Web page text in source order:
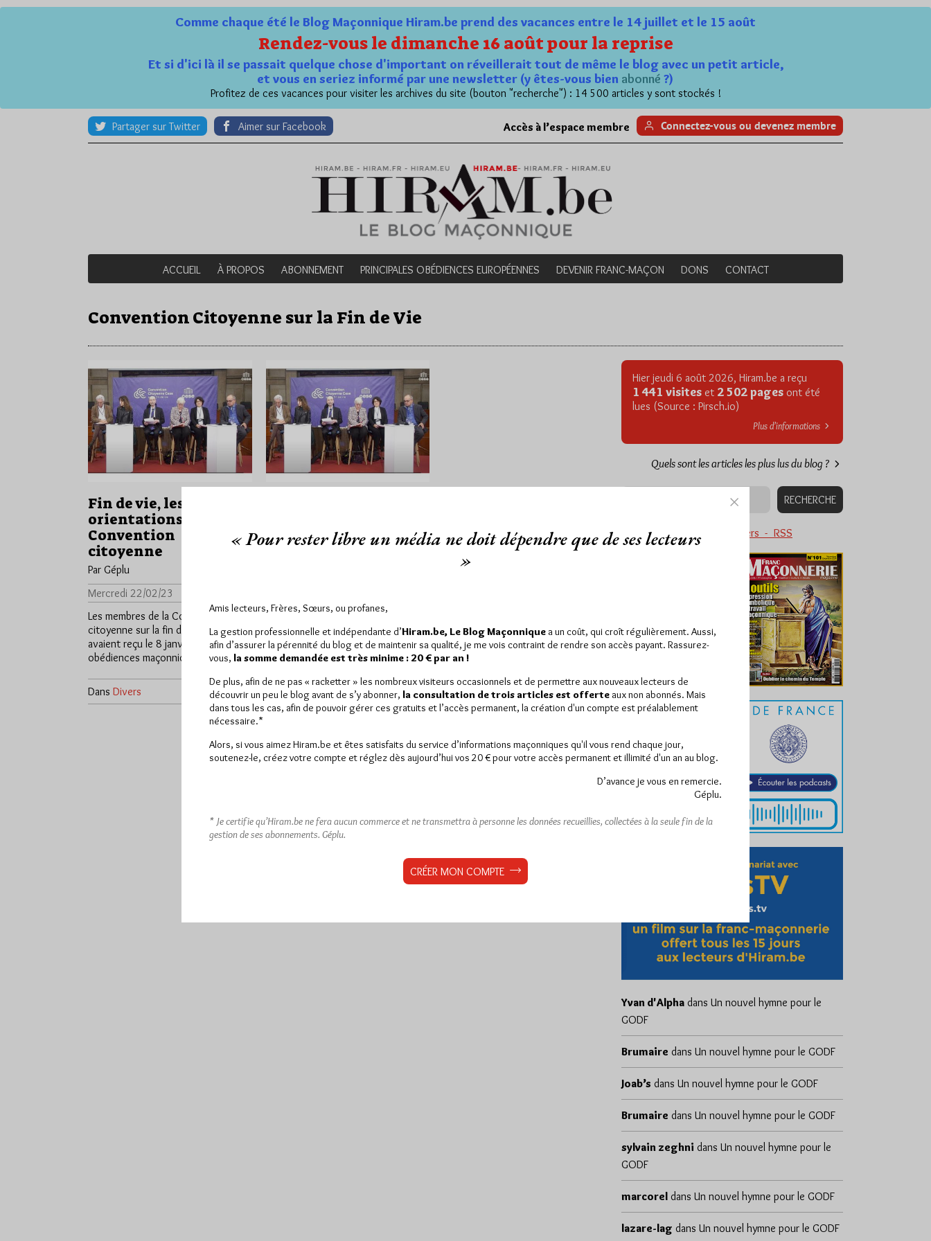
Comme chaque été le Blog Maçonnique Hiram.be prend des vacances entre le 14 juillet et le 15 août
Rendez-vous le dimanche 16 août pour la reprise
Et si d'ici là il se passait quelque chose d'important on réveillerait tout de même le blog avec un petit article,
et vous en seriez informé par une newsletter (y êtes-vous bien abonné ?)
Profitez de ces vacances pour visiter les archives du site (bouton "recherche") : 14 500 articles y sont stockés !
Partager sur Twitter Aimer sur Facebook Accès à l’espace membre Connectez-vous ou devenez membre
ACCUEIL À PROPOS ABONNEMENT PRINCIPALES OBÉDIENCES EUROPÉENNES DEVENIR FRANC-MAÇON DONS CONTACT
Convention Citoyenne sur la Fin de Vie
Fin de vie, les
orientations de la
Convention
citoyenne
Par Géplu
Mercredi 22/02/23
Les membres de la Convention
citoyenne sur la fin de vie, qui
avaient reçu le 8 janvier les
obédiences maçonniques,…
Dans Divers 0 commentaire
citoyenne sur la fin de
vie
Ce dimanche 8 janvier au matin, les
185 citoyennes et citoyens tirés au
sort membres de la Convention
Citoyenne sur…
DansDivers 5 commentaires
Hier jeudi 6 août 2026, Hiram.be a reçu
1 441 visites et 2 502 pages ont été
lues (Source : Pirsch.io)
Plus d’informations
Quels sont les articles les plus lus du blog ?
Abonnement aux Newsletters - RSS
Yvan d'Alpha dans Un nouvel hymne pour le
GODF
Brumaire dans Un nouvel hymne pour le GODF
Joab’s dans Un nouvel hymne pour le GODF
Brumaire dans Un nouvel hymne pour le GODF
sylvain zeghni dans Un nouvel hymne pour le
GODF
marcorel dans Un nouvel hymne pour le GODF
lazare-lag dans Un nouvel hymne pour le GODF
« Pour rester libre un média ne doit dépendre que de ses lecteurs
»
Amis lecteurs, Frères, Sœurs, ou profanes,
La gestion professionnelle et indépendante d’Hiram.be, Le Blog Maçonnique a un coût, qui croît régulièrement. Aussi,
afin d’assurer la pérennité du blog et de maintenir sa qualité, je me vois contraint de rendre son accès payant. Rassurez-
vous, la somme demandée est très minime : 20 € par an !
De plus, afin de ne pas « racketter » les nombreux visiteurs occasionnels et de permettre aux nouveaux lecteurs de
découvrir un peu le blog avant de s’y abonner, la consultation de trois articles est offerte aux non abonnés. Mais
dans tous les cas, afin de pouvoir gérer ces gratuits et l’accès permanent, la création d'un compte est préalablement
nécessaire.*
Alors, si vous aimez Hiram.be et êtes satisfaits du service d’informations maçonniques qu'il vous rend chaque jour,
soutenez-le, créez votre compte et réglez dès aujourd’hui vos 20 € pour votre accès permanent et illimité d'un an au blog.
D’avance je vous en remercie.
Géplu.
* Je certifie qu’Hiram.be ne fera aucun commerce et ne transmettra à personne les données recueillies, collectées à la seule fin de la
gestion de ses abonnements. Géplu.
CRÉER MON COMPTE